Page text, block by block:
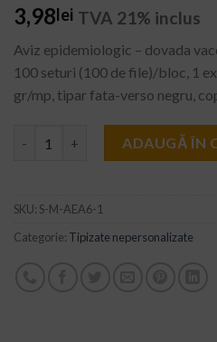
3,98lei TVA 21% inclus
Aviz epidemiologic – dovada
100 seturi (100 de file)/bloc, 1
gr/mp, tipar fata-verso negru,
Cantitate Aviz epidemiologic -
ADAUGĂ ÎN
SKU: S-M-AEA6-1
Categorie: Tipizate nepersonalizate